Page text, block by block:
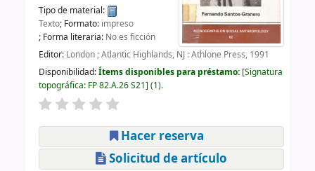
Tipo de material:
Texto; Formato: impreso
; Forma literaria: No es ficción
Editor: London ; Atlantic Highlands, NJ : Athlone Press, 1991
Disponibilidad:Ítems disponibles para préstamo: Signatura
topográfica: FP 82.A.26 S21 (1).
Hacer reserva
Solicitud de artículo